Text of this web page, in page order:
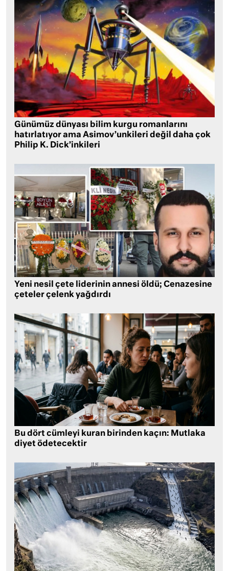
Günümüz dünyası bilim kurgu romanlarını
hatırlatıyor ama Asimov’unkileri değil daha çok
Philip K. Dick’inkileri
Yeni nesil çete liderinin annesi öldü; Cenazesine
çeteler çelenk yağdırdı
Bu dört cümleyi kuran birinden kaçın: Mutlaka
diyet ödetecektir